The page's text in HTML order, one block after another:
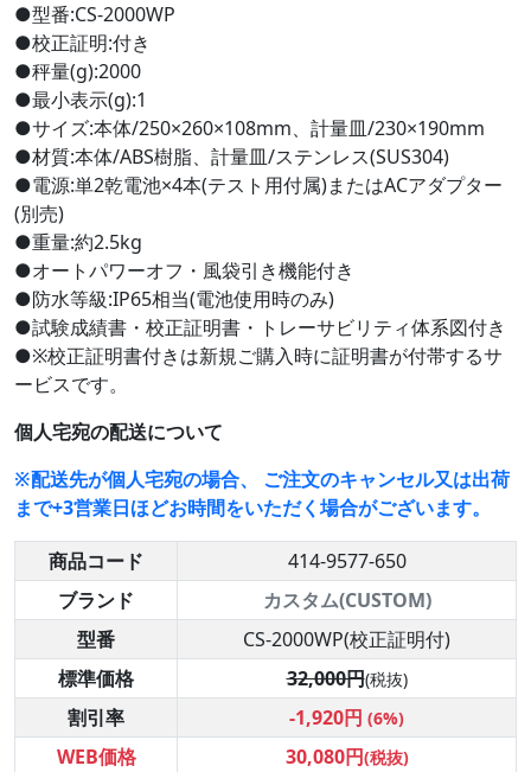
●型番:CS-2000WP
●校正証明:付き
●秤量(g):2000
●最小表示(g):1
●サイズ:本体/250×260×108mm、計量皿/230×190mm
●材質:本体/ABS樹脂、計量皿/ステンレス(SUS304)
●電源:単2乾電池×4本(テスト用付属)またはACアダプター
(別売)
●重量:約2.5kg
●オートパワーオフ・風袋引き機能付き
●防水等級:IP65相当(電池使用時のみ)
●試験成績書・校正証明書・トレーサビリティ体系図付き
●※校正証明書付きは新規ご購入時に証明書が付帯するサ
ービスです。
個人宅宛の配送について
※配送先が個人宅宛の場合、 ご注文のキャンセル又は出荷
まで+3営業日ほどお時間をいただく場合がございます。
商品コード
414-9577-650
ブランド
カスタム(CUSTOM)
型番
CS-2000WP(校正証明付)
標準価格
32,000円(税抜)
割引率 -1,920円 (6%)
WEB価格 30,080円(税抜)